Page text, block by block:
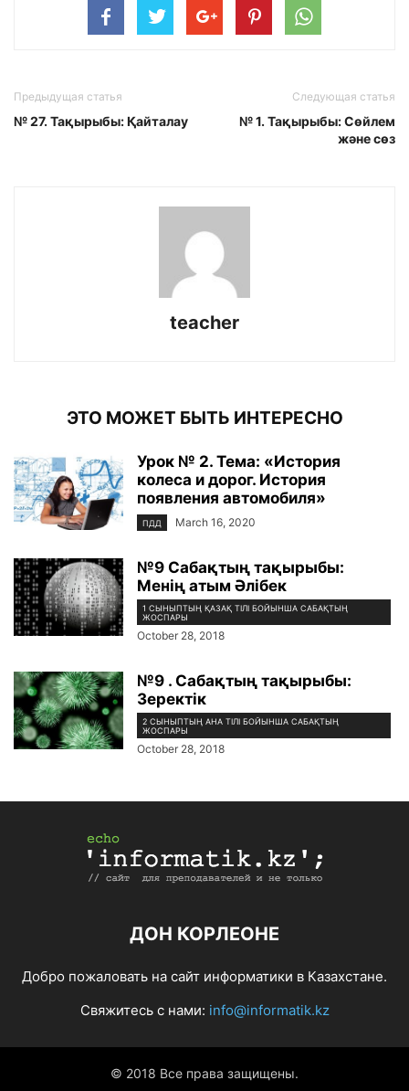
Предыдущая статья
№ 27. Тақырыбы: Қайталау
Следующая статья
№ 1. Тақырыбы: Сөйлем
және сөз
teacher
ЭТО МОЖЕТ БЫТЬ ИНТЕРЕСНО
Урок № 2. Тема: «История
колеса и дорог. История
появления автомобиля»
ПДД March 16, 2020
№9 Сабақтың тақырыбы:
Менің атым Әлібек
1 СЫНЫПТЫҢ ҚАЗАҚ ТІЛІ БОЙЫНША САБАҚТЫҢ
ЖОСПАРЫ
October 28, 2018
№9 . Сабақтың тақырыбы:
Зеректік
2 СЫНЫПТЫҢ АНА ТІЛІ БОЙЫНША САБАҚТЫҢ
ЖОСПАРЫ
October 28, 2018
ДОН КОРЛЕОНЕ
Добро пожаловать на сайт информатики в Казахстане.
Свяжитесь с нами: info@informatik.kz
© 2018 Все права защищены.